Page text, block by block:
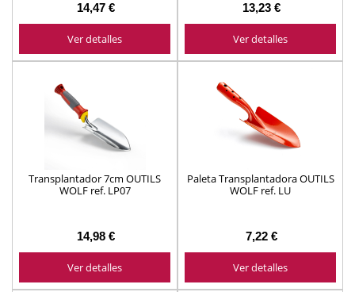
14,47 €
Ver detalles
13,23 €
Ver detalles
Transplantador 7cm OUTILS
WOLF ref. LP07
14,98 €
Ver detalles
Paleta Transplantadora OUTILS
WOLF ref. LU
7,22 €
Ver detalles